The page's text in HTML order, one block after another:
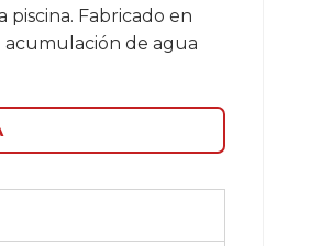
Fabricado en
de agua